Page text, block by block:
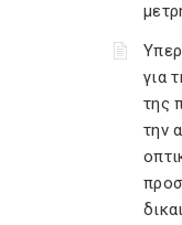
για
της
την